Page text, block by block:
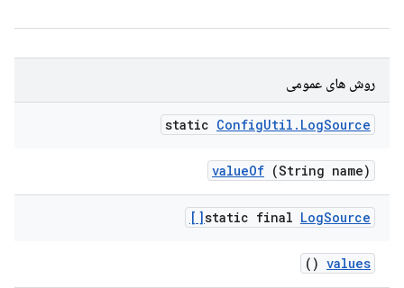
روش های عمومی
static ConfigUtil . LogSource
valueOf (String name)
static final LogSource[]
values
()